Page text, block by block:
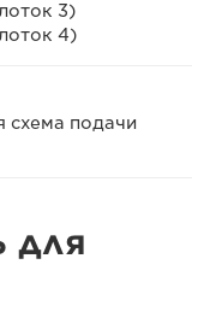
3)
4)
схема подачи
для